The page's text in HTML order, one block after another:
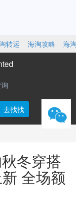
转运 海淘攻略 海
冬穿搭
全场额